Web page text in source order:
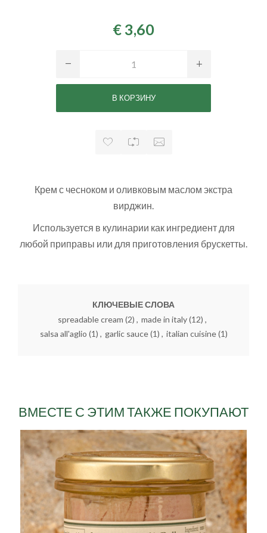
€ 3,60
Крем с чесноком и оливковым маслом экстра
вирджин.
Используется в кулинарии как ингредиент для
любой приправы или для приготовления брускетты.
КЛЮЧЕВЫЕ СЛОВА
spreadable cream (2) , made in italy (12) ,
salsa all'aglio (1) , garlic sauce (1) , italian cuisine (1)
ВМЕСТЕ С ЭТИМ ТАКЖЕ ПОКУПАЮТ